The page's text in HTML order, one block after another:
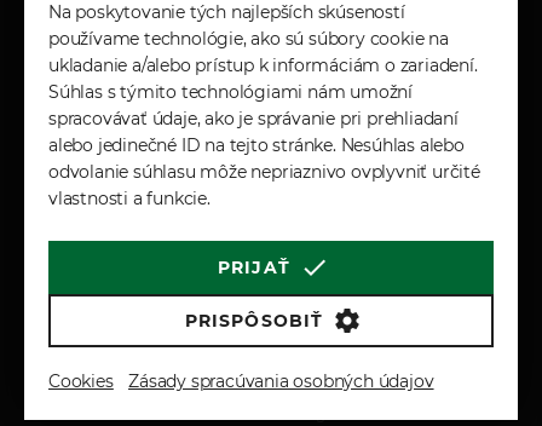
Na poskytovanie tých najlepších skúseností
používame technológie, ako sú súbory cookie na
ukladanie a/alebo prístup k informáciám o zariadení.
Súhlas s týmito technológiami nám umožní
spracovávať údaje, ako je správanie pri prehliadaní
alebo jedinečné ID na tejto stránke. Nesúhlas alebo
odvolanie súhlasu môže nepriaznivo ovplyvniť určité
vlastnosti a funkcie.
PRIJAŤ
PRISPÔSOBIŤ
Cookies Zásady spracúvania osobných údajov
PO – PIA: 8:00 - 17:00
SOBOTA: ZATVORENÉ
NEDEĽA: ZATVORENÉ
+421 904 743 617
SERVIS@JPAUTO.SK
INSTAGRAM
FACEBOOK
YOUTUBE
Marketingové podmienky
Reklamačné a záručné podmienky